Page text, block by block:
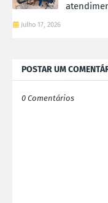
Julho 17, 2026
POSTAR UM
0 Comentários